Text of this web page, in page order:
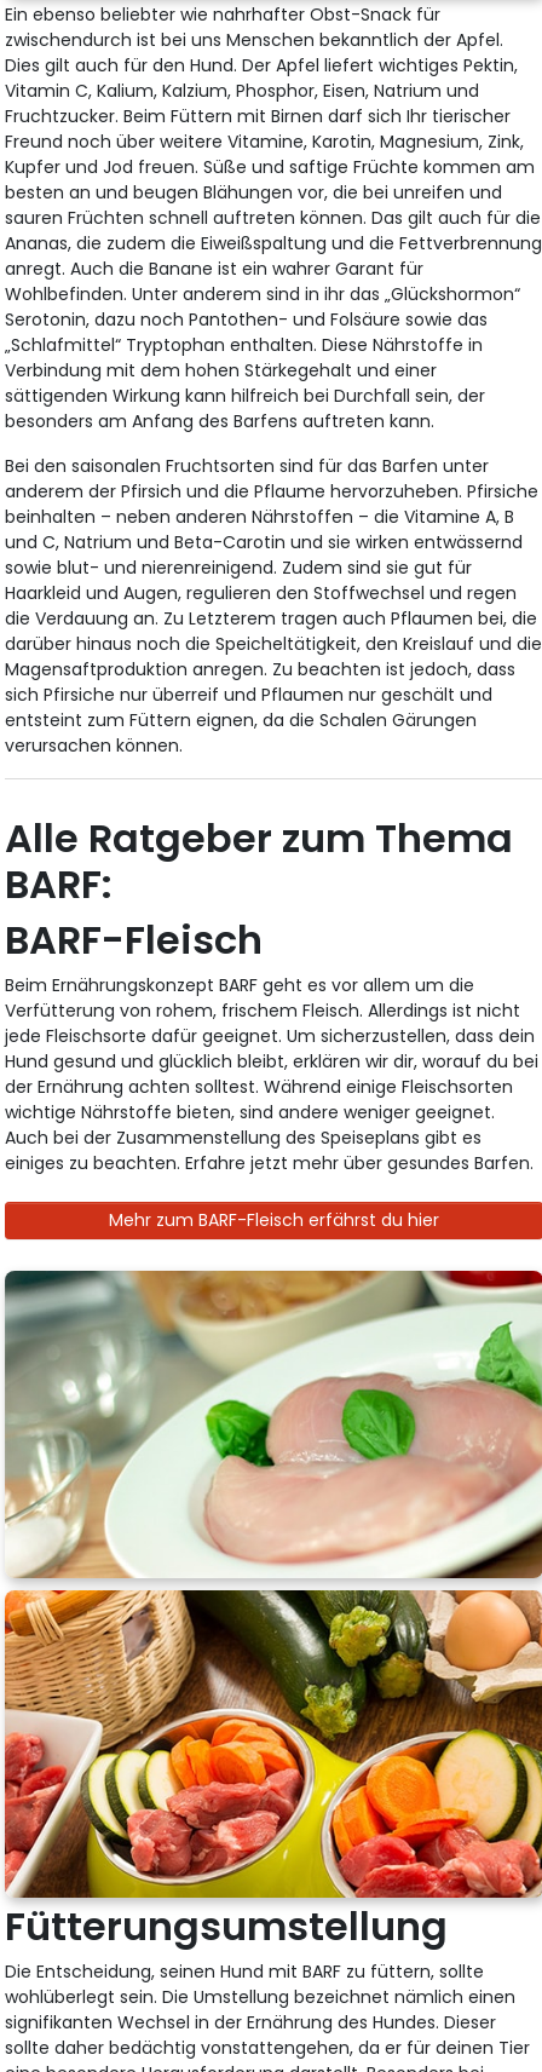
Ein ebenso beliebter wie nahrhafter Obst-Snack für
zwischendurch ist bei uns Menschen bekanntlich der Apfel.
Dies gilt auch für den Hund. Der Apfel liefert wichtiges Pektin,
Vitamin C, Kalium, Kalzium, Phosphor, Eisen, Natrium und
Fruchtzucker. Beim Füttern mit Birnen darf sich Ihr tierischer
Freund noch über weitere Vitamine, Karotin, Magnesium, Zink,
Kupfer und Jod freuen. Süße und saftige Früchte kommen am
besten an und beugen Blähungen vor, die bei unreifen und
sauren Früchten schnell auftreten können. Das gilt auch für die
Ananas, die zudem die Eiweißspaltung und die Fettverbrennung
anregt. Auch die Banane ist ein wahrer Garant für
Wohlbefinden. Unter anderem sind in ihr das „Glückshormon“
Serotonin, dazu noch Pantothen- und Folsäure sowie das
„Schlafmittel“ Tryptophan enthalten. Diese Nährstoffe in
Verbindung mit dem hohen Stärkegehalt und einer
sättigenden Wirkung kann hilfreich bei Durchfall sein, der
besonders am Anfang des Barfens auftreten kann.
Bei den saisonalen Fruchtsorten sind für das Barfen unter
anderem der Pfirsich und die Pflaume hervorzuheben. Pfirsiche
beinhalten – neben anderen Nährstoffen – die Vitamine A, B
und C, Natrium und Beta-Carotin und sie wirken entwässernd
sowie blut- und nierenreinigend. Zudem sind sie gut für
Haarkleid und Augen, regulieren den Stoffwechsel und regen
die Verdauung an. Zu Letzterem tragen auch Pflaumen bei, die
darüber hinaus noch die Speicheltätigkeit, den Kreislauf und die
Magensaftproduktion anregen. Zu beachten ist jedoch, dass
sich Pfirsiche nur überreif und Pflaumen nur geschält und
entsteint zum Füttern eignen, da die Schalen Gärungen
verursachen können.
Alle Ratgeber zum Thema
BARF:
BARF-Fleisch
Beim Ernährungskonzept BARF geht es vor allem um die
Verfütterung von rohem, frischem Fleisch. Allerdings ist nicht
jede Fleischsorte dafür geeignet. Um sicherzustellen, dass dein
Hund gesund und glücklich bleibt, erklären wir dir, worauf du bei
der Ernährung achten solltest. Während einige Fleischsorten
wichtige Nährstoffe bieten, sind andere weniger geeignet.
Auch bei der Zusammenstellung des Speiseplans gibt es
einiges zu beachten. Erfahre jetzt mehr über gesundes Barfen.
Mehr zum BARF-Fleisch erfährst du hier
Fütterungsumstellung
Die Entscheidung, seinen Hund mit BARF zu füttern, sollte
wohlüberlegt sein. Die Umstellung bezeichnet nämlich einen
signifikanten Wechsel in der Ernährung des Hundes. Dieser
sollte daher bedächtig vonstattengehen, da er für deinen Tier